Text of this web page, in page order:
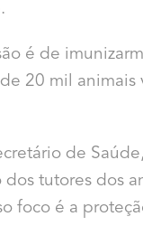
é de
20 mil
de
tutores dos
foco é a